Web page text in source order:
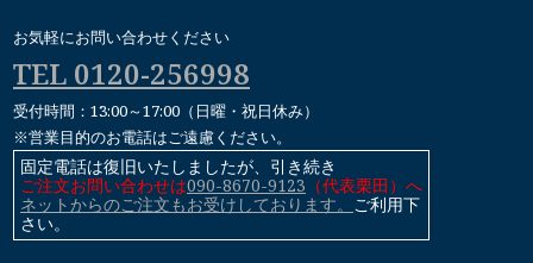
お気軽にお問い合わせください
TEL 0120-256998
受付時間：13:00～17:00（日曜・祝日休み）
※営業目的のお電話はご遠慮ください。
固定電話は復旧いたしましたが、引き続き
ご注文お問い合わせは090-8670-9123 （代表栗田）へ
ネットからのご注文もお受けしております。 ご利用下
さい。